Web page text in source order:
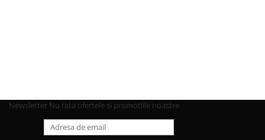
Newsletter Nu rata ofertele si promotiile noastre